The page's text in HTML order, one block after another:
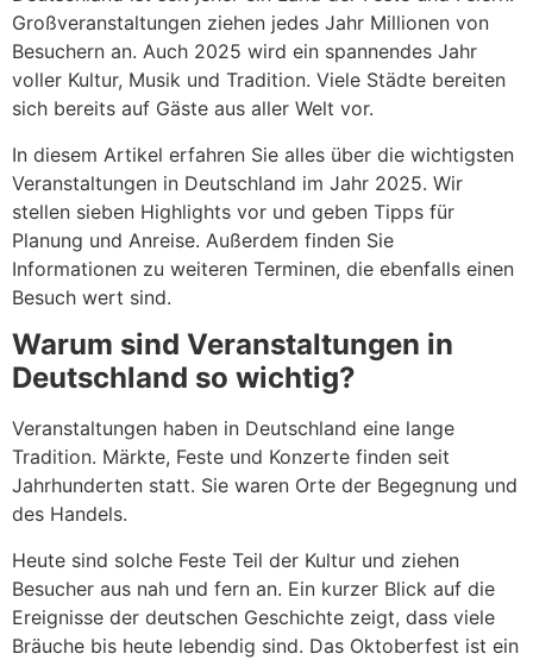
Großveranstaltungen ziehen jedes Jahr Millionen von
Besuchern an. Auch 2025 wird ein spannendes Jahr
voller Kultur, Musik und Tradition. Viele Städte bereiten
sich bereits auf Gäste aus aller Welt vor.
In diesem Artikel erfahren Sie alles über die wichtigsten
Veranstaltungen in Deutschland im Jahr 2025. Wir
stellen sieben Highlights vor und geben Tipps für
Planung und Anreise. Außerdem finden Sie
Informationen zu weiteren Terminen, die ebenfalls einen
Besuch wert sind.
Warum sind Veranstaltungen in
Deutschland so wichtig?
Veranstaltungen haben in Deutschland eine lange
Tradition. Märkte, Feste und Konzerte finden seit
Jahrhunderten statt. Sie waren Orte der Begegnung und
des Handels.
Heute sind solche Feste Teil der Kultur und ziehen
Besucher aus nah und fern an. Ein kurzer Blick auf die
Ereignisse der deutschen Geschichte zeigt, dass viele
Bräuche bis heute lebendig sind. Das Oktoberfest ist ein